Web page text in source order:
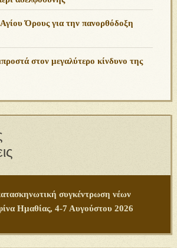
Όρους για την πανορθόδοξη
στον μεγαλύτερο κίνδυνο της
συγκέντρωση νέων
Ημαθίας, 4-7 Αυγούστου 2026